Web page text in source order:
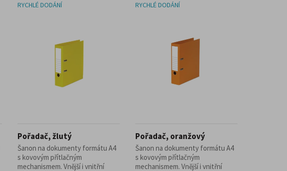
RYCHLÉ DODÁNÍ
Pořadač, žlutý
Šanon na dokumenty formátu A4
s kovovým přítlačným
mechanismem. Vnější i vnitřní
RYCHLÉ DODÁNÍ
Pořadač, oranžový
Šanon na dokumenty formátu A4
s kovovým přítlačným
mechanismem. Vnější i vnitřní